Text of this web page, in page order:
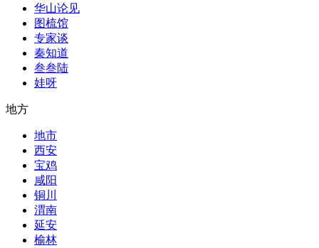
华山论见
图梳馆
专家谈
秦知道
叁叁陆
娃呀
地方
地市
西安
宝鸡
咸阳
铜川
渭南
延安
榆林